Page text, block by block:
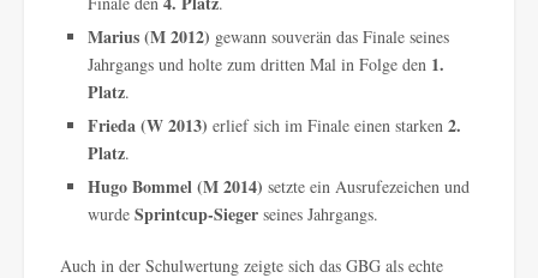
Marius (M 2012) gewann souverän das Finale seines
Jahrgangs und holte zum dritten Mal in Folge den 1.
Platz.
Frieda (W 2013) erlief sich im Finale einen starken 2.
Platz.
Hugo Bommel (M 2014) setzte ein Ausrufezeichen und
wurde Sprintcup-Sieger seines Jahrgangs.
Auch in der Schulwertung zeigte sich das GBG als echte